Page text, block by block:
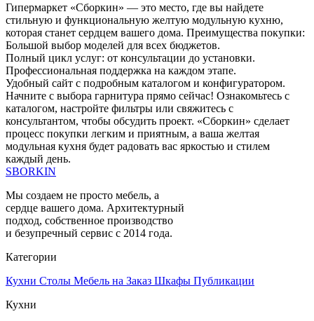
Гипермаркет «Сборкин» — это место, где вы найдете
стильную и функциональную желтую модульную кухню,
которая станет сердцем вашего дома. Преимущества покупки:
Большой выбор моделей для всех бюджетов.
Полный цикл услуг: от консультации до установки.
Профессиональная поддержка на каждом этапе.
Удобный сайт с подробным каталогом и конфигуратором.
Начните с выбора гарнитура прямо сейчас! Ознакомьтесь с
каталогом, настройте фильтры или свяжитесь с
консультантом, чтобы обсудить проект. «Сборкин» сделает
процесс покупки легким и приятным, а ваша желтая
модульная кухня будет радовать вас яркостью и стилем
каждый день.
SBORKIN
Мы создаем не просто мебель, а
сердце вашего дома. Архитектурный
подход, собственное производство
и безупречный сервис с 2014 года.
Категории
Кухни Столы Мебель на Заказ Шкафы Публикации
Кухни